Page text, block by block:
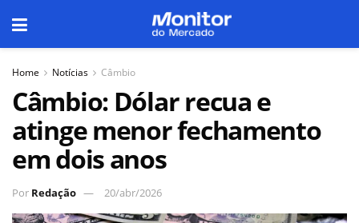
Home Notícias Câmbio
Câmbio: Dólar recua e
atinge menor fechamento
em dois anos
Por Redação 20/abr/2026